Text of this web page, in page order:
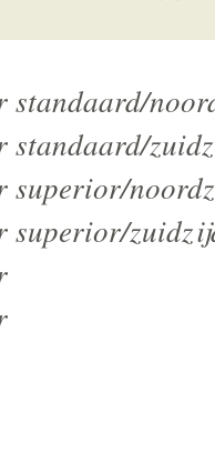
standaard/
standaard/
superior/
superior/